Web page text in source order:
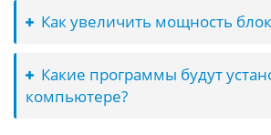
Как увеличить мощность
Какие программы будут
компьютере?